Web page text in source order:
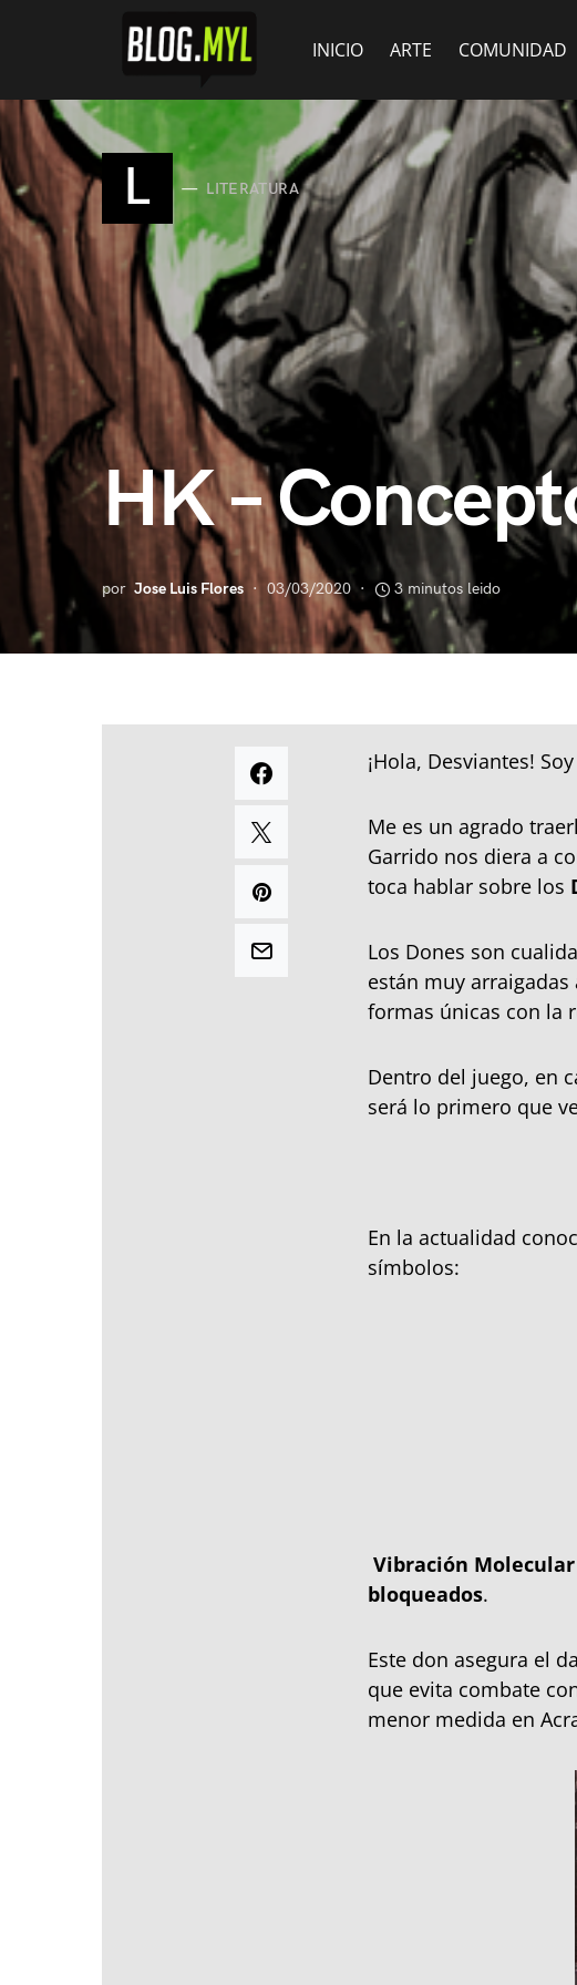
INICIO ARTE COMUNIDAD
L LITERATURA
HK –
por Jose Luis Flores 03/03/2020 3 minutos leido
¡Hola, Desviantes!
Me es un agrado
Garrido nos diera a
toca hablar sobre los
Los Dones son
están muy
formas únicas con la
Dentro del juego, en
será lo primero que
En la actualidad
símbolos:
Vibración Molecular
bloqueados.
Este don asegura el
que evita combate
menor medida en